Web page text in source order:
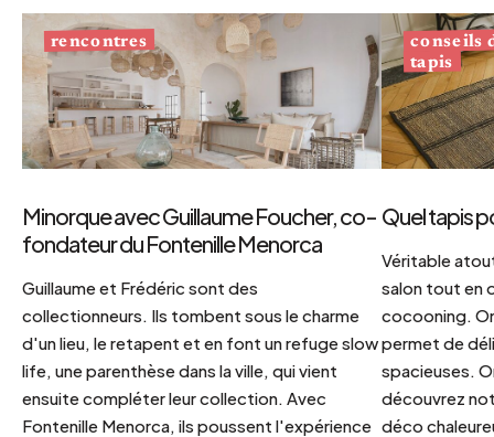
rencontres
Minorque avec Guillaume Foucher, co-
fondateur du Fontenille Menorca
Guillaume et Frédéric sont des
collectionneurs. Ils tombent sous le charme
d'un lieu, le retapent et en font un refuge slow
life, une parenthèse dans la ville, qui vient
ensuite compléter leur collection. Avec
Fontenille Menorca, ils poussent l'expérience
conseils
tapis
Quel tapis
Véritable
salon tout en
cocooning.
permet de
spacieuses.
découvrez
déco